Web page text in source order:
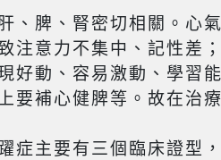
、脾、腎密切相關。心
注意力不集中、記性差
好動、容易激動、學習
要補心健脾等。故在治
症主要有三個臨床證型，